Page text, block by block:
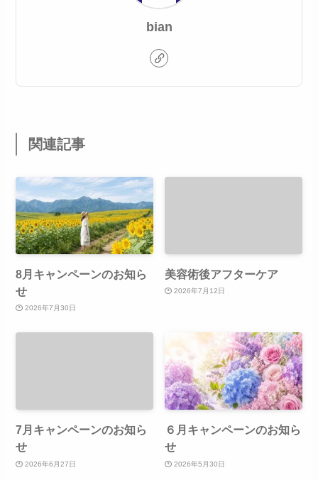
bian
関連記事
8月キャンペーンのお知ら
せ
2026年7月30日
美容術後アフターケア
2026年7月12日
7月キャンペーンのお知ら
せ
2026年6月27日
６月キャンペーンのお知ら
せ
2026年5月30日